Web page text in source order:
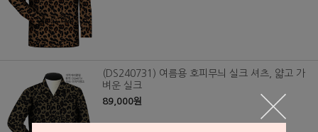
(DS240731) 여름용 호피무늬 실크 셔츠, 얇고 가
벼운 실크
89,000원